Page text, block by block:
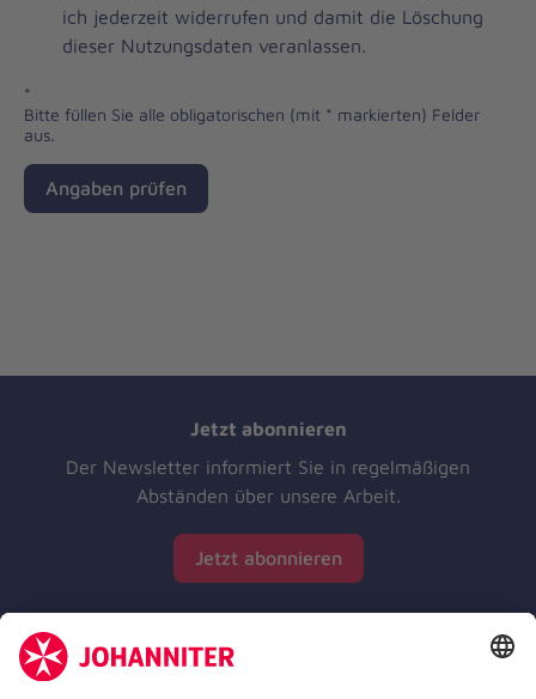
ich jederzeit widerrufen und damit die Löschung
dieser Nutzungsdaten veranlassen.
*
Bitte füllen Sie alle obligatorischen (mit * markierten) Felder
aus.
Angaben prüfen
Jetzt abonnieren
Der Newsletter informiert Sie in regelmäßigen
Abständen über unsere Arbeit.
Jetzt abonnieren
Zertifizierung der Johanniter-Unfall-Hilfe e.V.